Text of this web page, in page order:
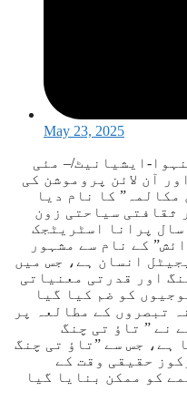
May 23, 2025
چین، 23 مئی 2025ء/سنہوا-ایشیانیٹ/– مئی
آن لائن پروموشن کی
کا نام دیا
ثقافتی سیاحتی زون
پرانا اسٹریٹجک
کے نام سے مشہور
انسان ہے، جس میں
اور قدرتی معنیاتی
کو ضم کیا گیا
تبصروں کے مطالعہ پر
نے ” تاؤ تی چنگ
ہے، جس سے ”تاؤ تی چنگ
حقیقی وقت کے
کو ممکن بنایا گیا